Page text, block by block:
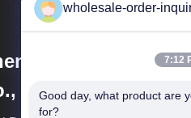
LELOTE
Ltd.
wholesale-order-
7:12
Good day, what product are
for?